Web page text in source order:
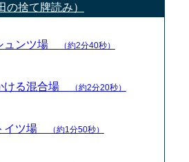
の捨て牌読み）
ュンツ場 （約2分40秒）
ける混合場 （約2分20秒）
イツ場 （約1分50秒）